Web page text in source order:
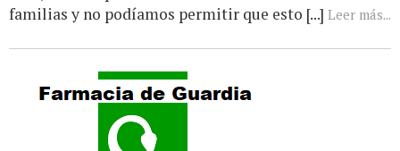
familias y no podíamos permitir que esto [...] Leer más...